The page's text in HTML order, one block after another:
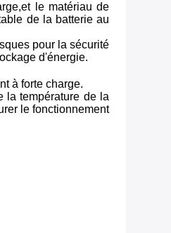
le matériau de
de la batterie au
pour la sécurité
d'énergie.
à forte charge.
la température de la
le fonctionnement